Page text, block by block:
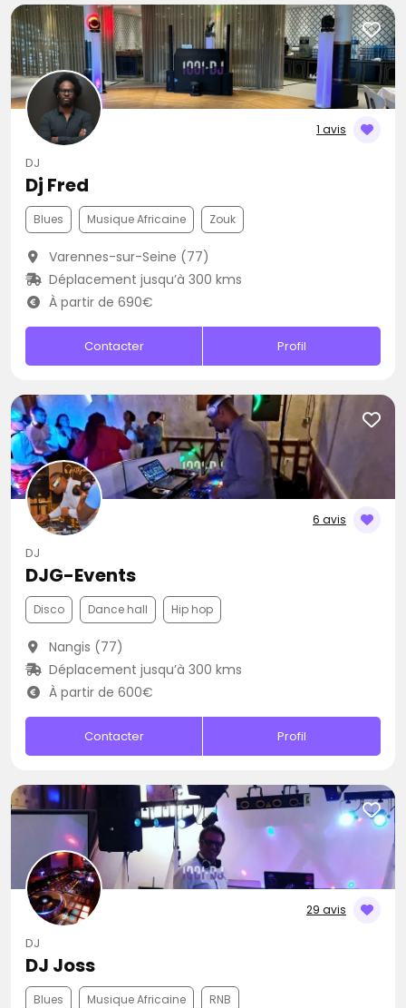
1 avis
DJ
Dj Fred
Blues Musique Africaine Zouk
Varennes-sur-Seine (77)
Déplacement jusqu’à 300 kms
À partir de 690€
Contacter Profil
6 avis
DJ
DJG-Events
Disco Dance hall Hip hop
Nangis (77)
Déplacement jusqu’à 300 kms
À partir de 600€
Contacter Profil
29 avis
DJ
DJ Joss
Blues Musique Africaine RNB